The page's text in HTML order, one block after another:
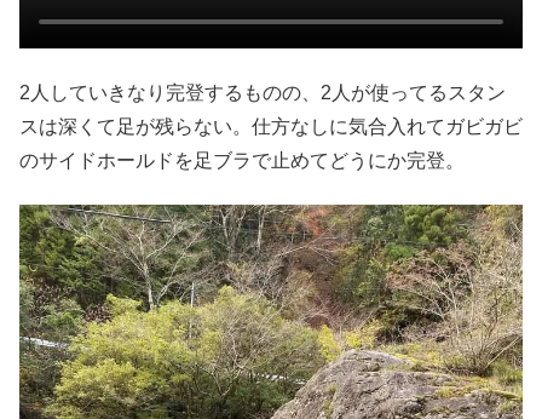
2人していきなり完登するものの、2人が使ってるスタン
スは深くて足が残らない。仕方なしに気合入れてガビガビ
のサイドホールドを足ブラで止めてどうにか完登。